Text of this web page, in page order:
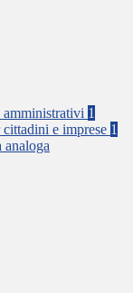
amministrativi 1
e imprese 1